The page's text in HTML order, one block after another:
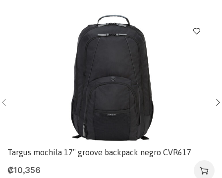
Targus mochila 17″ groove backpack negro CVR617
₡10,356